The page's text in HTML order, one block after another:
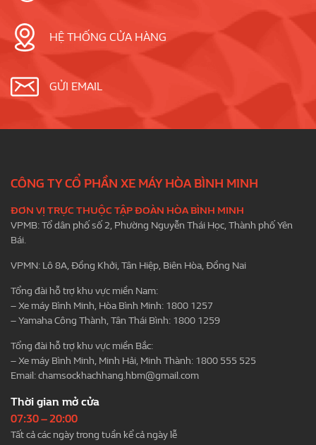
HỆ THỐNG CỬA HÀNG
GỬI EMAIL
CÔNG TY CỔ PHẦN XE MÁY HÒA BÌNH MINH
ĐƠN VỊ TRỰC THUỘC TẬP ĐOÀN HÒA BÌNH MINH
VPMB: Tổ dân phố số 2, Phường Nguyễn Thái Học, Thành phố Yên
Bái.
VPMN: Lô 8A, Đồng Khởi, Tân Hiệp, Biên Hòa, Đồng Nai
Tổng đài hỗ trợ khu vực miền Nam:
– Xe máy Bình Minh, Hòa Bình Minh: 1800 1257
– Yamaha Công Thành, Tân Thái Bình: 1800 1259
Tổng đài hỗ trợ khu vực miền Bắc:
– Xe máy Bình Minh, Minh Hải, Minh Thành: 1800 555 525
Email:chamsockhachhang.hbm@gmail.com
Thời gian mở cửa
07:30 – 20:00
Tất cả các ngày trong tuần kể cả ngày lễ